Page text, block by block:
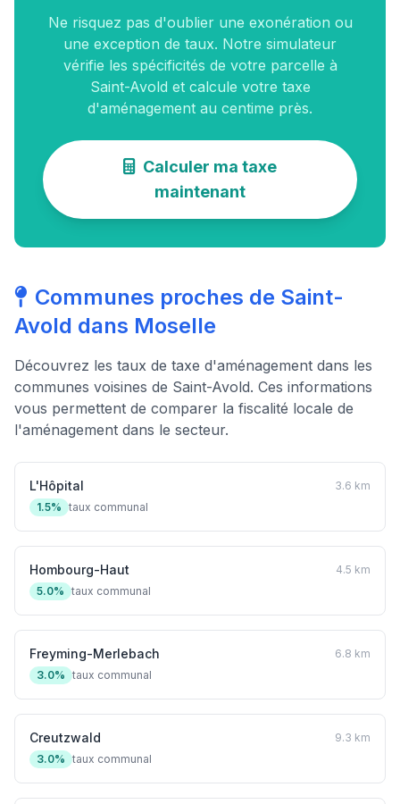
Ne risquez pas d'oublier une exonération ou
une exception de taux. Notre simulateur
vérifie les spécificités de votre parcelle à
Saint-Avold et calcule votre taxe
d'aménagement au centime près.
Calculer ma taxe
maintenant
Communes proches de Saint-
Avold dans Moselle
Découvrez les taux de taxe d'aménagement dans les
communes voisines de Saint-Avold. Ces informations
vous permettent de comparer la fiscalité locale de
l'aménagement dans le secteur.
L'Hôpital
3.6 km
1.5% taux communal
Hombourg-Haut
4.5 km
5.0% taux communal
Freyming-Merlebach
6.8 km
3.0% taux communal
Creutzwald
9.3 km
3.0% taux communal